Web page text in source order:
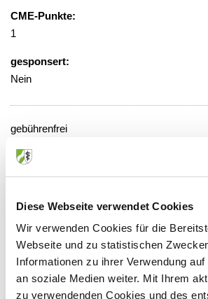
Diese Webseite verwendet Cookies
Wir verwenden Cookies für die
Webseite und zu statistischen
Informationen zu ihrer Verwendung
an soziale Medien weiter. Mit Ihrem
zu verwendenden Cookies und des
CME-Punkte:
1
gesponsert:
Nein
gebührenfrei
Veranstaltungsort:
St.-Antonius Hospital, Konferenzraum
Albersallee 5-7, 47533 Kleve